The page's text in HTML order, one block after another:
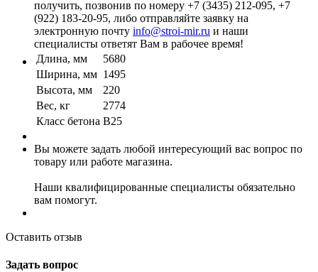
получить, позвонив по номеру +7 (3435) 212-095, +7
(922) 183-20-95, либо отправляйте заявку на
электронную почту info@stroi-mir.ru и наши
специалисты ответят Вам в рабочее время!
Длина, мм
5680
Ширина, мм 1495
Высота, мм
220
Вес, кг
2774
Класс бетона B25
Вы можете задать любой интересующий вас вопрос по
товару или работе магазина.
Наши квалифицированные специалисты обязательно
вам помогут.
Оставить отзыв
Задать вопрос